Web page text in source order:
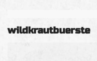
wildkrautbuerste